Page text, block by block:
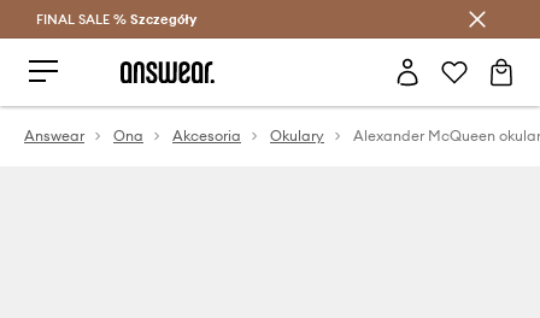
Oszczędzaj z Answear Club >
FINAL SALE % Szczegóły
Answear Ona Akcesoria Okulary